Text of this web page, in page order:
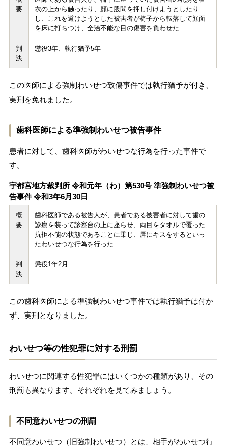
要
衣の上から触ったり、顔に股間を押し付けようとしたり
し、これを避けようとした被害者が椅子から転落して顔面
を床に打ちつけ、全治不能な目の傷害を負わせた
判
決
懲役3年、執行猶予5年
この医師による強制わいせつ致傷事件では執行猶予が付き、
実刑を免れました。
歯科医師による準強制わいせつ被告事件
患者に対して、歯科医師がわいせつな行為を行った事件で
す。
宇都宮地方裁判所 令和元年（わ）第530号 準強制わいせつ被
告事件 令和3年6月30日
概
要
歯科医師である被告人が、患者である被害者に対して歯の
診療を装って診察台の上に座らせ、両目をタオルで覆った
抗拒不能の状態であることに乗じ、唇にキスをするといっ
たわいせつな行為を行った
判
決
懲役1年2月
この歯科医師による準強制わいせつ事件では執行猶予は付か
ず、実刑となりました。
わいせつ等の性犯罪に対する刑罰
わいせつに関連する性犯罪にはいくつかの種類があり、その
刑罰も異なります。それぞれを見てみましょう。
不同意わいせつの刑罰
不同意わいせつ（旧強制わいせつ）とは、相手がわいせつ行